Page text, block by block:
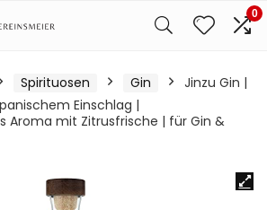
0
Spirituosen Gin
Jinzu Gin |
Einschlag |
Aroma mit Zitrusfrische | für Gin &